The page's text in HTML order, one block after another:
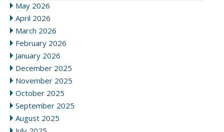
May 2026
April 2026
March 2026
February 2026
January 2026
December 2025
November 2025
October 2025
September 2025
August 2025